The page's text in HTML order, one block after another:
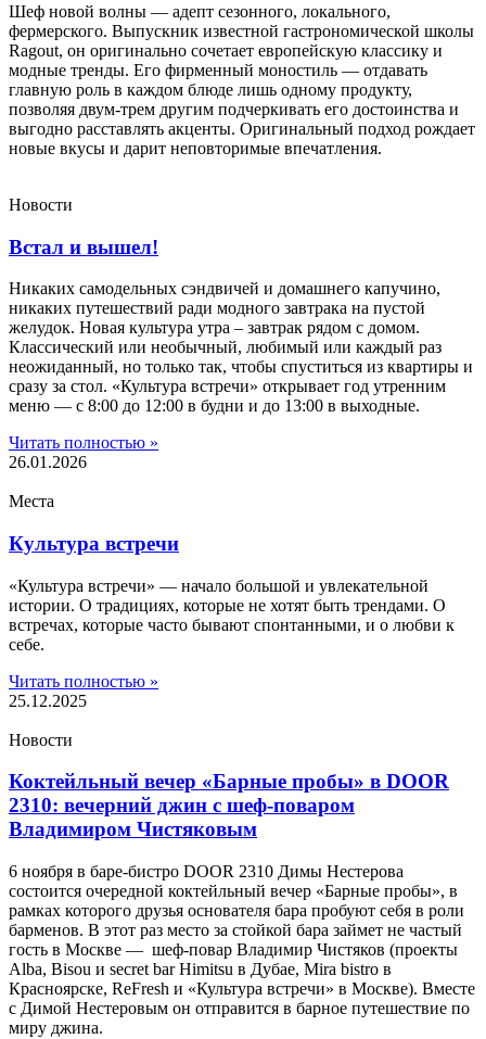
Шеф новой волны — адепт сезонного, локального,
фермерского. Выпускник известной гастрономической школы
Ragout, он оригинально сочетает европейскую классику и
модные тренды. Его фирменный моностиль — отдавать
главную роль в каждом блюде лишь одному продукту,
позволяя двум-трем другим подчеркивать его достоинства и
выгодно расставлять акценты. Оригинальный подход рождает
новые вкусы и дарит неповторимые впечатления.
Новости
Встал и вышел!
Никаких самодельных сэндвичей и домашнего капучино,
никаких путешествий ради модного завтрака на пустой
желудок. Новая культура утра – завтрак рядом с домом.
Классический или необычный, любимый или каждый раз
неожиданный, но только так, чтобы спуститься из квартиры и
сразу за стол. «Культура встречи» открывает год утренним
меню — с 8:00 до 12:00 в будни и до 13:00 в выходные.
Читать полностью »
26.01.2026
Места
Культура встречи
«Культура встречи» — начало большой и увлекательной
истории. О традициях, которые не хотят быть трендами. О
встречах, которые часто бывают спонтанными, и о любви к
себе.
Читать полностью »
25.12.2025
Новости
Коктейльный вечер «Барные пробы» в DOOR
2310: вечерний джин с шеф-поваром
Владимиром Чистяковым
6 ноября в баре-бистро DOOR 2310 Димы Нестерова
состоится очередной коктейльный вечер «Барные пробы», в
рамках которого друзья основателя бара пробуют себя в роли
барменов. В этот раз место за стойкой бара займет не частый
гость в Москве — шеф-повар Владимир Чистяков (проекты
Alba, Bisou и secret bar Himitsu в Дубае, Mira bistro в
Красноярске, ReFresh и «Культура встречи» в Москве). Вместе
с Димой Нестеровым он отправится в барное путешествие по
миру джина.